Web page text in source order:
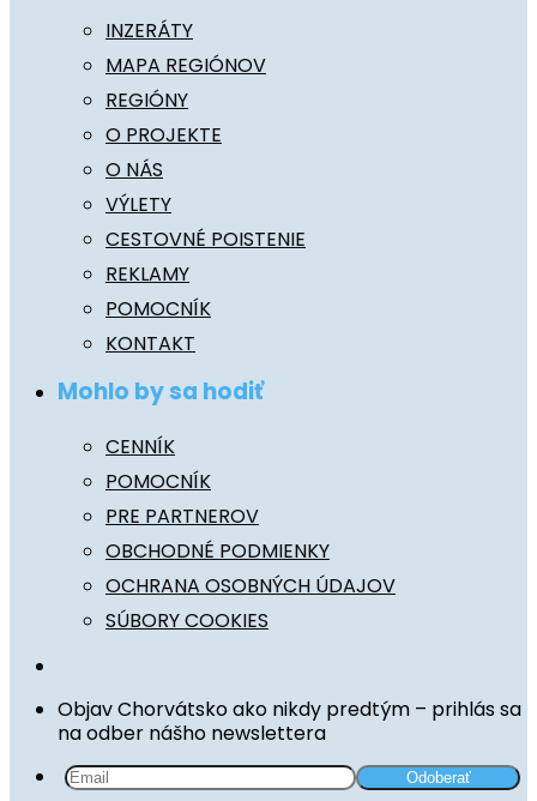
INZERÁTY
MAPA REGIÓNOV
REGIÓNY
O PROJEKTE
O NÁS
VÝLETY
CESTOVNÉ POISTENIE
REKLAMY
POMOCNÍK
KONTAKT
Mohlo by sa hodiť
CENNÍK
POMOCNÍK
PRE PARTNEROV
OBCHODNÉ PODMIENKY
OCHRANA OSOBNÝCH ÚDAJOV
SÚBORY COOKIES
Objav Chorvátsko ako nikdy predtým – prihlás sa
na odber nášho newslettera